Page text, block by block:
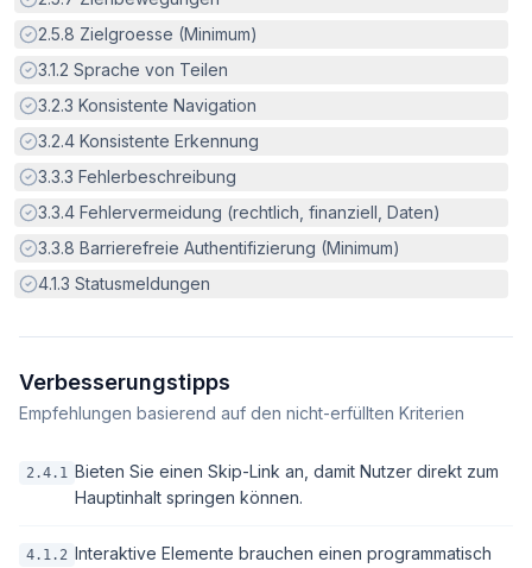
Erfüllt:
2.5.8 Zielgroesse (Minimum)
Erfüllt:
3.1.2 Sprache von Teilen
Erfüllt:
3.2.3 Konsistente Navigation
Erfüllt:
3.2.4 Konsistente Erkennung
Erfüllt:
3.3.3 Fehlerbeschreibung
Erfüllt:
3.3.4 Fehlervermeidung (rechtlich, finanziell, Daten)
Erfüllt:
3.3.8 Barrierefreie Authentifizierung (Minimum)
Erfüllt:
4.1.3 Statusmeldungen
Verbesserungstipps
Empfehlungen basierend auf den nicht-erfüllten Kriterien
2.4.1 Bieten Sie einen Skip-Link an, damit Nutzer direkt zum
Hauptinhalt springen können.
4.1.2 Interaktive Elemente brauchen einen programmatisch